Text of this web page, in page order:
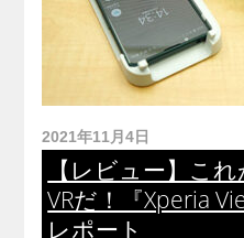
2021年11月4日
【レビュー】こ
VRだ！『Xperia
レポート